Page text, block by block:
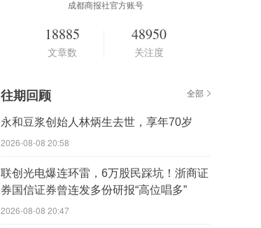
成都商报社官方账号
18885
文章数
48950
关注度
往期回顾 全部
永和豆浆创始人林炳生去世，享年70岁
2026-08-08 20:58
联创光电爆连环雷，6万股民踩坑！浙商证
券国信证券曾连发多份研报“高位唱多”
2026-08-08 20:47